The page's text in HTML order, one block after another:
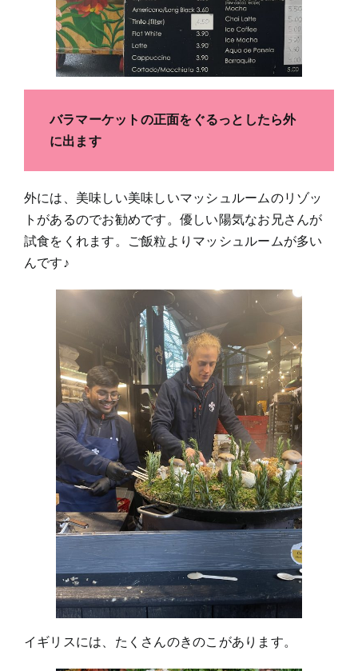
バラマーケットの正面をぐるっとしたら外
に出ます
外には、美味しい美味しいマッシュルームのリゾッ
トがあるのでお勧めです。優しい陽気なお兄さんが
試食をくれます。ご飯粒よりマッシュルームが多い
んです♪
イギリスには、たくさんのきのこがあります。